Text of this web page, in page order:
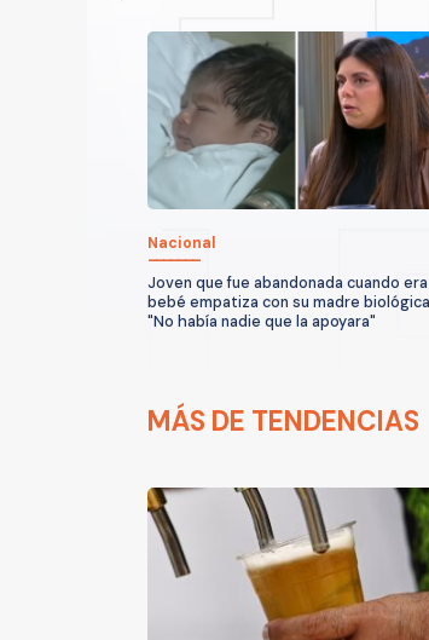
Nacional
Joven que fue abandonada cuando era
bebé empatiza con su madre
"No había nadie que la apoyara"
MÁS DE TENDENCIAS